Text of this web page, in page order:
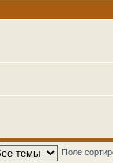
Поле